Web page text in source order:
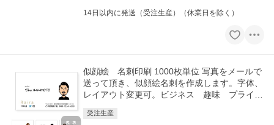
14日以内に発送（受注生産）（休業日を除く）
似顔絵 名刺印刷 1000枚単位 写真をメールで
送って頂き、似顔絵名刺を作成します。字体、
レイアウト変更可。ビジネス 趣味 プライベ
受注生産